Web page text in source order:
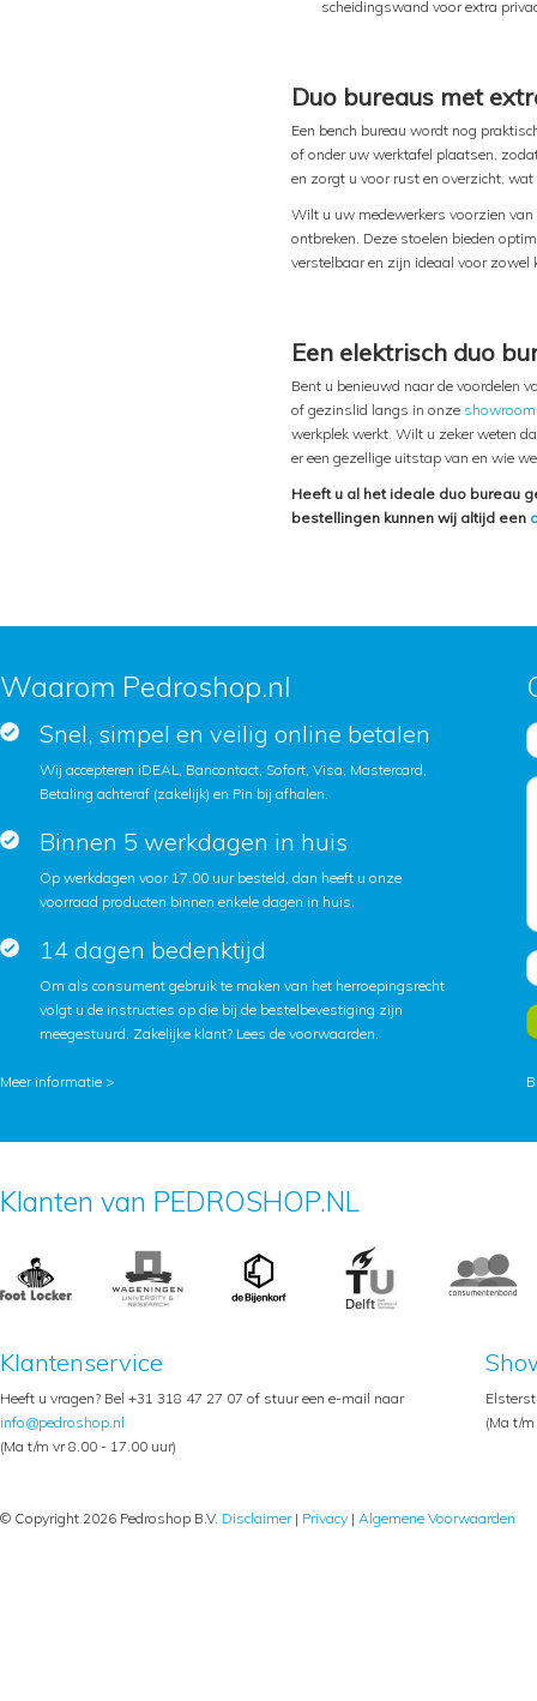
scheidingswand voor extra
Duo bureaus met
Een bench bureau wordt nog
of onder uw werktafel plaatsen,
en zorgt u voor rust en overzicht,
Wilt u uw medewerkers voorzien
ontbreken. Deze stoelen bieden
verstelbaar en zijn ideaal voor
Een elektrisch duo
Bent u benieuwd naar de voordelen
of gezinslid langs in onze showroom
werkplek werkt. Wilt u zeker weten
er een gezellige uitstap van en wie
Heeft u al het ideale duo bureau
bestellingen kunnen wij altijd een
Waarom Pedroshop.nl
Snel, simpel en veilig online betalen
Wij accepteren iDEAL, Bancontact, Sofort, Visa, Mastercard,
Betaling achteraf (zakelijk) en Pin bij afhalen.
Binnen 5 werkdagen in huis
Op werkdagen voor 17.00 uur besteld, dan heeft u onze
voorraad producten binnen enkele dagen in huis.
14 dagen bedenktijd
Om als consument gebruik te maken van het herroepingsrecht
volgt u de instructies op die bij de bestelbevestiging zijn
meegestuurd. Zakelijke klant? Lees de voorwaarden.
Meer informatie >
Klanten van PEDROSHOP.NL
Klantenservice
Heeft u vragen? Bel +31 318 47 27 07 of stuur een e-mail naar
info@pedroshop.nl
(Ma t/m vr 8.00 - 17.00 uur)
(Ma t/
© Copyright 2026 Pedroshop B.V. Disclaimer| Privacy | Algemene Voorwaarden